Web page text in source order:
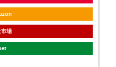
場